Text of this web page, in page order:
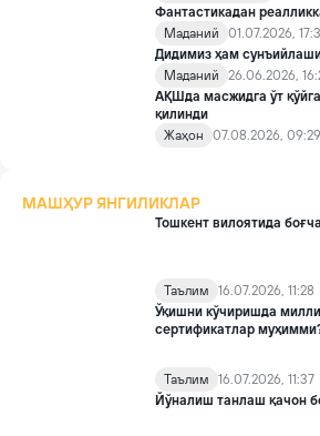
Фантастикадан
Маданий
01.07.2026,
Дидимиз ҳам
Маданий
26.06.2026,
АҚШда масжидга ўт
қилинди
Жаҳон
07.08.2026, 09:29
МАШҲУР ЯНГИЛИКЛАР
Тошкент вилоятида
Таълим
16.07.2026, 11:28
Ўқишни кўчиришда
сертификатлар
Таълим
16.07.2026, 11:37
Йўналиш танлаш қачон